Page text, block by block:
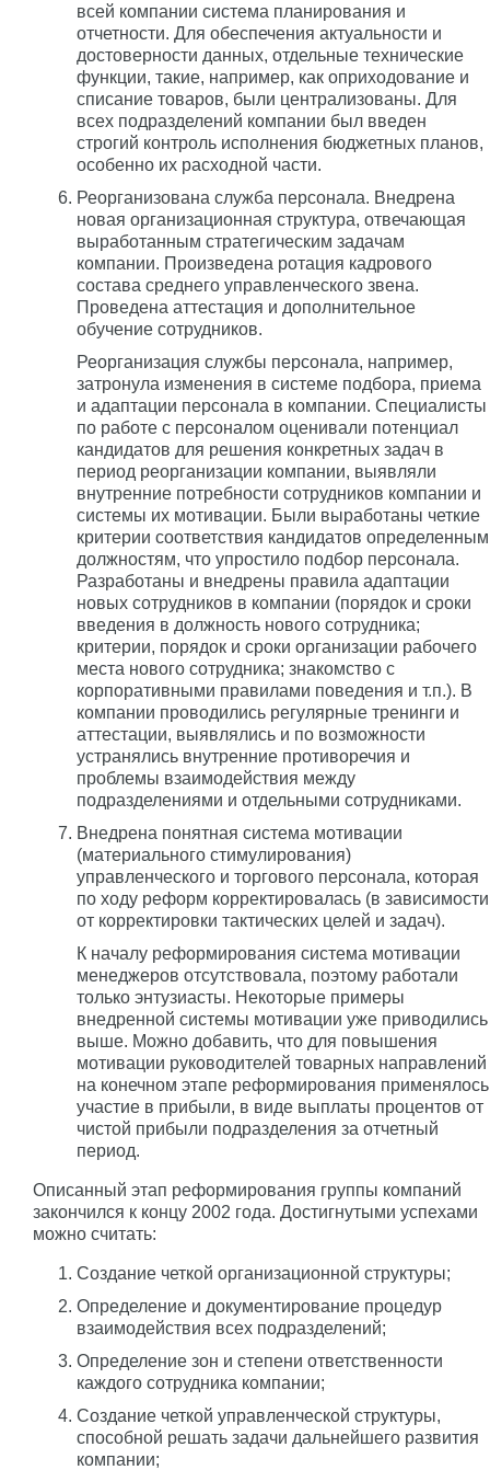
всей компании система планирования и
отчетности. Для обеспечения актуальности и
достоверности данных, отдельные технические
функции, такие, например, как оприходование и
списание товаров, были централизованы. Для
всех подразделений компании был введен
строгий контроль исполнения бюджетных планов,
особенно их расходной части.
Реорганизована служба персонала. Внедрена
новая организационная структура, отвечающая
выработанным стратегическим задачам
компании. Произведена ротация кадрового
состава среднего управленческого звена.
Проведена аттестация и дополнительное
обучение сотрудников.
Реорганизация службы персонала, например,
затронула изменения в системе подбора, приема
и адаптации персонала в компании. Специалисты
по работе с персоналом оценивали потенциал
кандидатов для решения конкретных задач в
период реорганизации компании, выявляли
внутренние потребности сотрудников компании и
системы их мотивации. Были выработаны четкие
критерии соответствия кандидатов определенным
должностям, что упростило подбор персонала.
Разработаны и внедрены правила адаптации
новых сотрудников в компании (порядок и сроки
введения в должность нового сотрудника;
критерии, порядок и сроки организации рабочего
места нового сотрудника; знакомство с
корпоративными правилами поведения и т.п.). В
компании проводились регулярные тренинги и
аттестации, выявлялись и по возможности
устранялись внутренние противоречия и
проблемы взаимодействия между
подразделениями и отдельными сотрудниками.
Внедрена понятная система мотивации
(материального стимулирования)
управленческого и торгового персонала, которая
по ходу реформ корректировалась (в зависимости
от корректировки тактических целей и задач).
К началу реформирования система мотивации
менеджеров отсутствовала, поэтому работали
только энтузиасты. Некоторые примеры
внедренной системы мотивации уже приводились
выше. Можно добавить, что для повышения
мотивации руководителей товарных направлений
на конечном этапе реформирования применялось
участие в прибыли, в виде выплаты процентов от
чистой прибыли подразделения за отчетный
период.
Описанный этап реформирования группы компаний
закончился к концу 2002 года. Достигнутыми успехами
можно считать:
Создание четкой организационной структуры;
Определение и документирование процедур
взаимодействия всех подразделений;
Определение зон и степени ответственности
каждого сотрудника компании;
Создание четкой управленческой структуры,
способной решать задачи дальнейшего развития
компании;